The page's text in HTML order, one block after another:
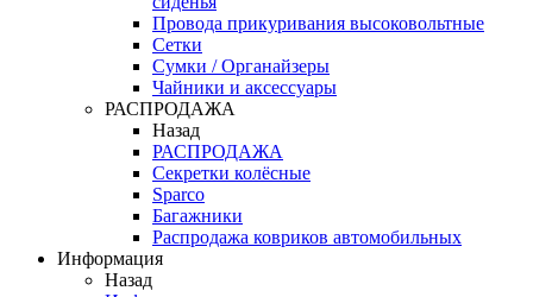
Провода прикуривания высоковольтные
Сетки
Сумки / Органайзеры
Чайники и аксессуары
РАСПРОДАЖА
Назад
РАСПРОДАЖА
Секретки колёсные
Sparco
Багажники
Распродажа ковриков автомобильных
Информация
Назад